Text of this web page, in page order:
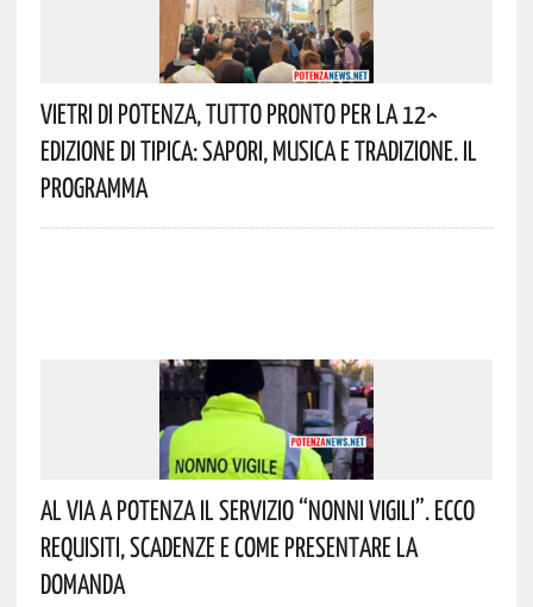
Vietri Di Potenza, Tutto Pronto Per La 12^
Edizione Di Tipica: Sapori, Musica E Tradizione. Il
Programma
Al Via A Potenza Il Servizio “Nonni Vigili”. Ecco
Requisiti, Scadenze E Come Presentare La
Domanda